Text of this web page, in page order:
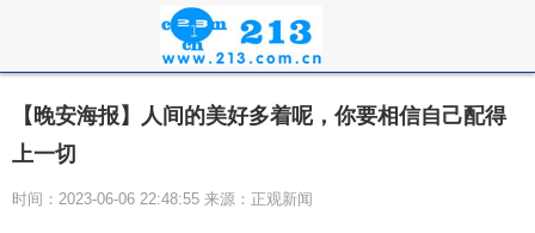
【晚安海报】人间的美好多着呢，你要相信自己配得
上一切
时间：2023-06-06 22:48:55 来源：正观新闻